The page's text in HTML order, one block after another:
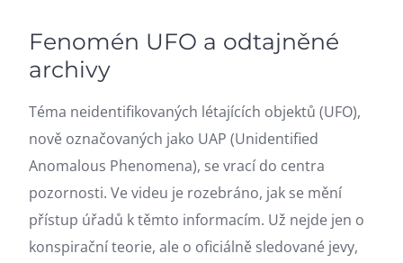
Fenomén UFO a odtajněné
archivy
Téma neidentifikovaných létajících objektů (UFO),
nově označovaných jako UAP (Unidentified
Anomalous Phenomena), se vrací do centra
pozornosti. Ve videu je rozebráno, jak se mění
přístup úřadů k těmto informacím. Už nejde jen o
konspirační teorie, ale o oficiálně sledované jevy,